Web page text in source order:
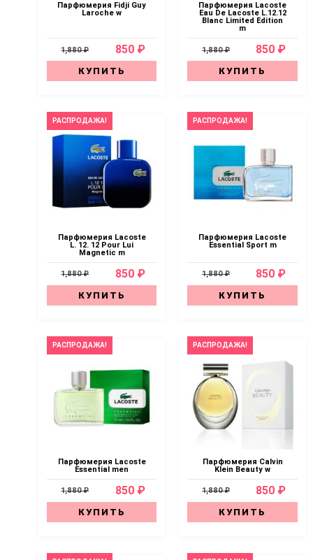
Парфюмерия Fidji Guy
Laroche w
1,880 ₽ 850 ₽
КУПИТЬ
Парфюмерия Lacoste
Eau De Lacoste L.12.12
Blanc Limited Edition
m
1,880 ₽ 850 ₽
КУПИТЬ
РАСПРОДАЖА!
Парфюмерия Lacoste
L. 12. 12 Pour Lui
Magnetic m
1,880 ₽ 850 ₽
КУПИТЬ
РАСПРОДАЖА!
Парфюмерия Lacoste
Essential Sport m
1,880 ₽ 850 ₽
КУПИТЬ
РАСПРОДАЖА!
Парфюмерия Lacoste
Essential men
1,880 ₽ 850 ₽
КУПИТЬ
РАСПРОДАЖА!
Парфюмерия Calvin
Klein Beauty w
1,880 ₽ 850 ₽
КУПИТЬ